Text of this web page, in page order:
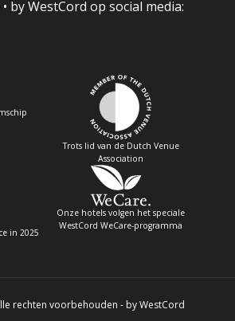
by WestCord op social media:
Trots lid van de Dutch Venue
Association
in 2025
Onze hotels volgen het speciale
WestCord WeCare-programma
rechten voorbehouden - by WestCord